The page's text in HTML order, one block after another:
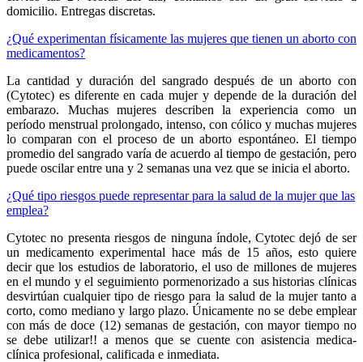
domicilio. Entregas discretas.
¿Qué experimentan físicamente las mujeres que tienen un aborto con
medicamentos?
La cantidad y duración del sangrado después de un aborto con
(Cytotec) es diferente en cada mujer y depende de la duración del
embarazo. Muchas mujeres describen la experiencia como un
período menstrual prolongado, intenso, con cólico y muchas mujeres
lo comparan con el proceso de un aborto espontáneo. El tiempo
promedio del sangrado varía de acuerdo al tiempo de gestación, pero
puede oscilar entre una y 2 semanas una vez que se inicia el aborto.
¿Qué tipo riesgos puede representar para la salud de la mujer que las
emplea?
Cytotec no presenta riesgos de ninguna índole, Cytotec dejó de ser
un medicamento experimental hace más de 15 años, esto quiere
decir que los estudios de laboratorio, el uso de millones de mujeres
en el mundo y el seguimiento pormenorizado a sus historias clínicas
desvirtúan cualquier tipo de riesgo para la salud de la mujer tanto a
corto, como mediano y largo plazo. Únicamente no se debe emplear
con más de doce (12) semanas de gestación, con mayor tiempo no
se debe utilizar!! a menos que se cuente con asistencia medica-
clínica profesional, calificada e inmediata.